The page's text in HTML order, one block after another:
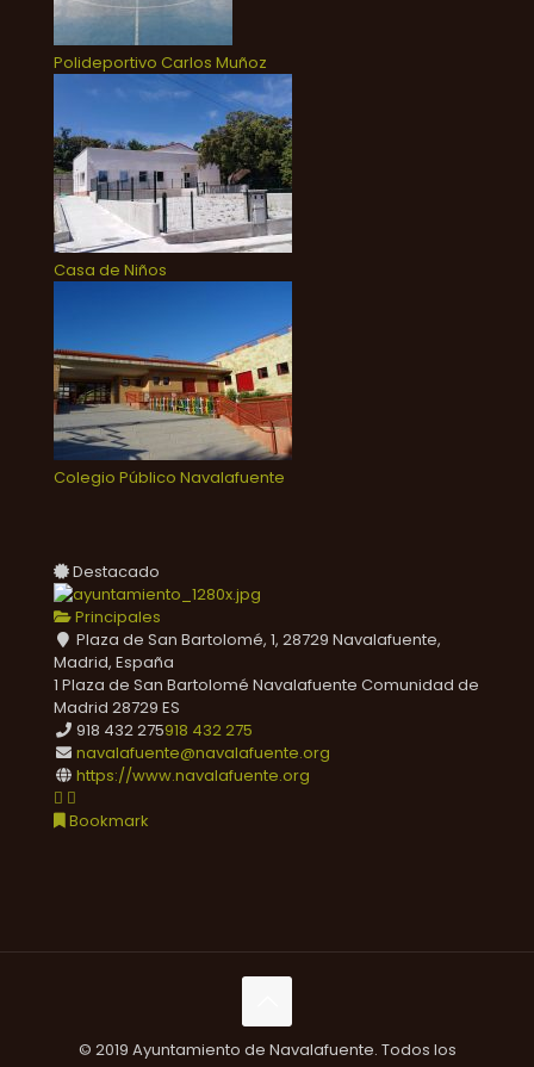
Polideportivo Carlos Muñoz
Casa de Niños
Colegio Público Navalafuente
Destacado
Principales
Plaza de San Bartolomé, 1, 28729 Navalafuente,
Madrid, España
1 Plaza de San Bartolomé Navalafuente Comunidad de
Madrid 28729 ES
918 432 275918 432 275
navalafuente@navalafuente.org
https://www.navalafuente.org
Bookmark
© 2019 Ayuntamiento de Navalafuente. Todos los